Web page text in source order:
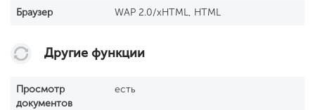
Браузер WAP 2.0/xHTML, HTML
Другие функции
Просмотр
документов
есть